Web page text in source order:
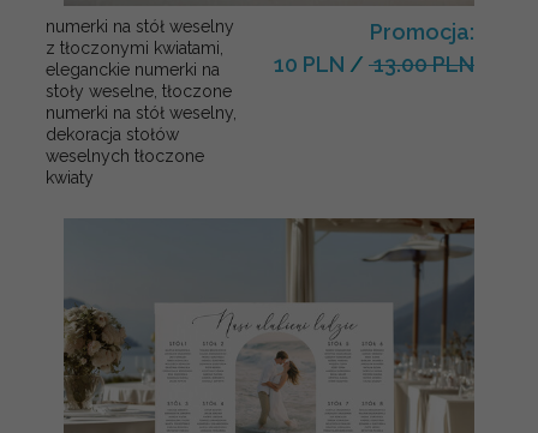
numerki na stół weselny
z tłoczonymi kwiatami,
eleganckie numerki na
stoły weselne, tłoczone
numerki na stół weselny,
dekoracja stołów
weselnych tłoczone
kwiaty
Promocja:
10 PLN / 13.00 PLN